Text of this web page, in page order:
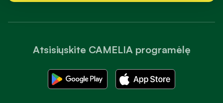
Atsisiųskite CAMELIA programėlę